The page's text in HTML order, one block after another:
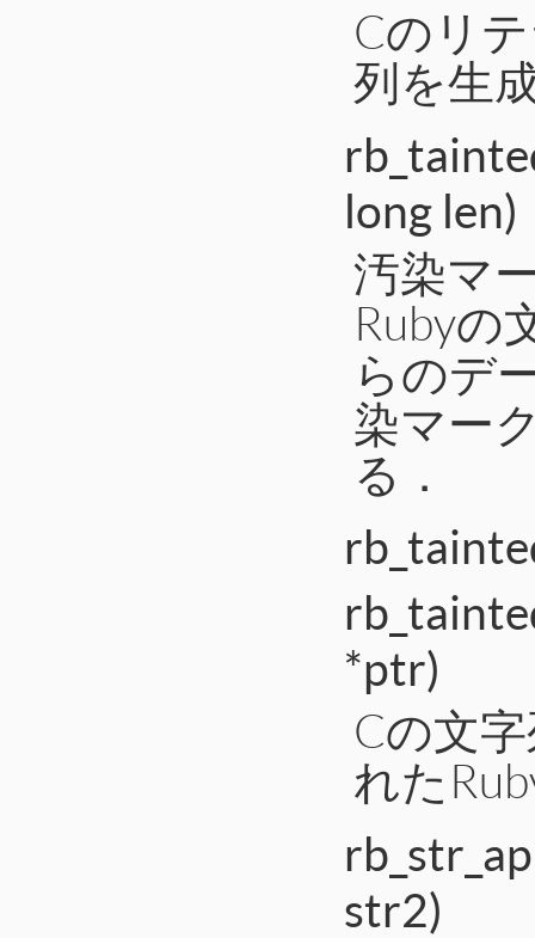
Cのリ
列を生
long len)
汚染マ
Rubyの
らのデ
染マー
る．
*ptr)
Cの文
れた
str2)